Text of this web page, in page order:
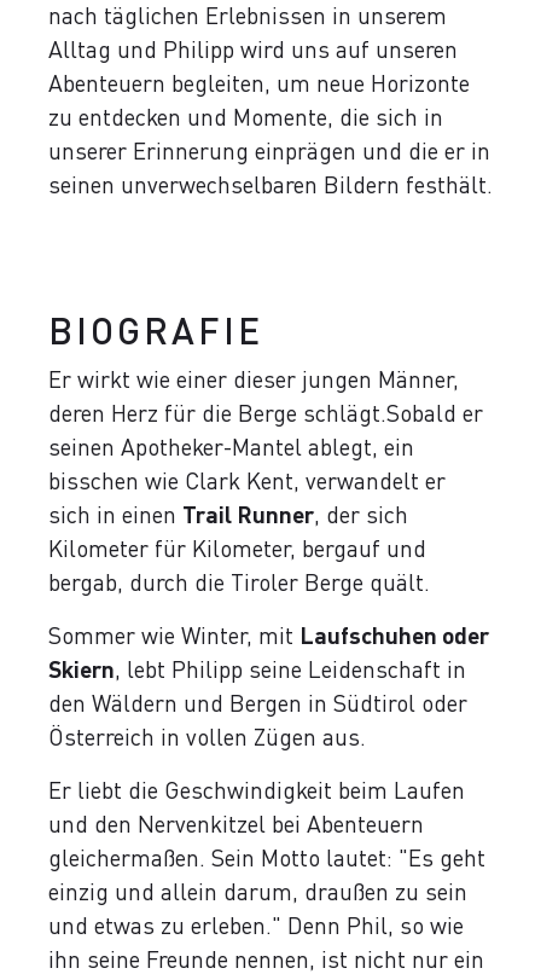
nach täglichen Erlebnissen in unserem
Alltag und Philipp wird uns auf unseren
Abenteuern begleiten, um neue Horizonte
zu entdecken und Momente, die sich in
unserer Erinnerung einprägen und die er in
seinen unverwechselbaren Bildern festhält.
BIOGRAFIE
Er wirkt wie einer dieser jungen Männer,
deren Herz für die Berge schlägt.Sobald er
seinen Apotheker-Mantel ablegt, ein
bisschen wie Clark Kent, verwandelt er
sich in einen Trail Runner, der sich
Kilometer für Kilometer, bergauf und
bergab, durch die Tiroler Berge quält.
Sommer wie Winter, mit Laufschuhen oder
Skiern, lebt Philipp seine Leidenschaft in
den Wäldern und Bergen in Südtirol oder
Österreich in vollen Zügen aus.
Er liebt die Geschwindigkeit beim Laufen
und den Nervenkitzel bei Abenteuern
gleichermaßen. Sein Motto lautet: "Es geht
einzig und allein darum, draußen zu sein
und etwas zu erleben." Denn Phil, so wie
ihn seine Freunde nennen, ist nicht nur ein